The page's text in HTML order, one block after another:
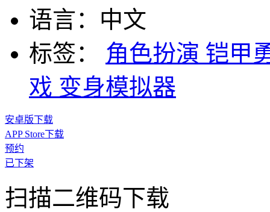
语言： 中文
标签：
角色扮演 铠甲
戏 变身模拟器
安卓版下载
APP Store下载
预约
已下架
扫描二维码下载